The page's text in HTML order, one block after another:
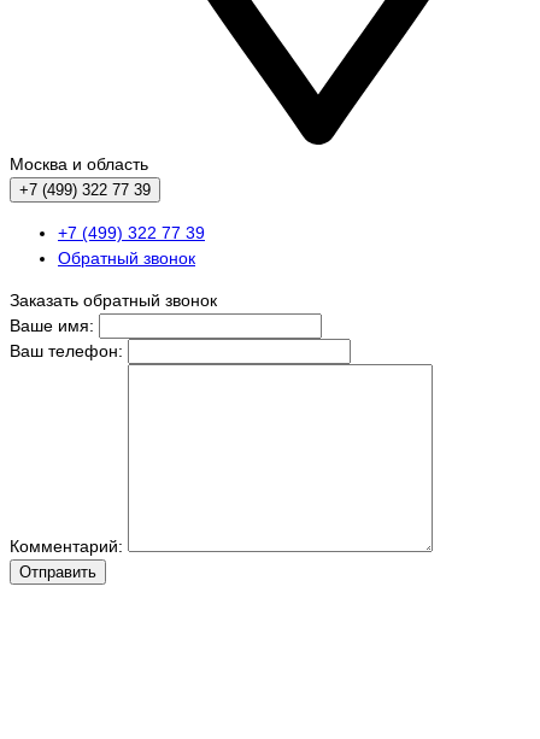
Москва и область
+7 (499) 322 77 39
+7 (499) 322 77 39
Обратный звонок
Заказать обратный звонок
Ваше имя:
Ваш телефон:
Комментарий:
Отправить